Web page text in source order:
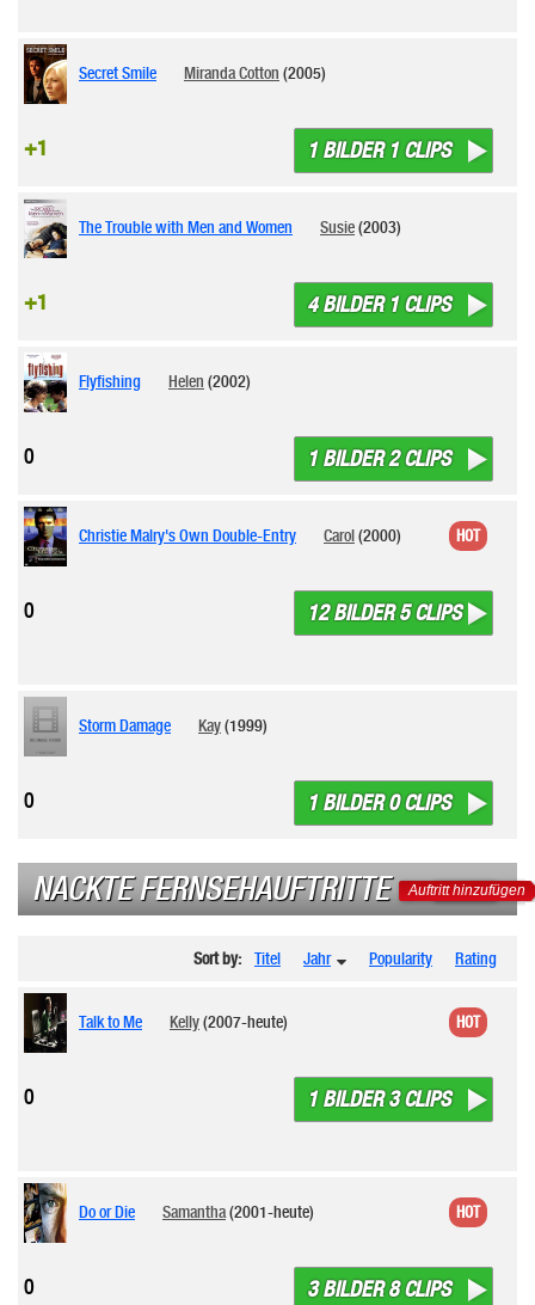
Secret Smile Miranda Cotton (2005)
1 BILDER 1 CLIPS
+1
The Trouble with Men and Women Susie(2003)
4 BILDER 1 CLIPS
+1
Flyfishing Helen (2002)
1 BILDER 2 CLIPS
0
Christie Malry's Own Double-Entry Carol(2000)
12 BILDER 5 CLIPS
0
HOT
Storm Damage Kay(1999)
1 BILDER 0 CLIPS
0
NACKTE FERNSEHAUFTRITTE Auftritt hinzufügen
Sort by: Titel Jahr Popularity Rating
Talk to Me Kelly(2007-heute)
1 BILDER 3 CLIPS
0
HOT
Do or Die Samantha(2001-heute)
3 BILDER 8 CLIPS
0
HOT